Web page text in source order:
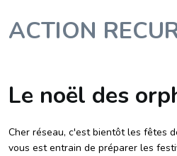
ACTION
Le noël des
Cher réseau, c'est bientôt les fêtes
vous est entrain de préparer les